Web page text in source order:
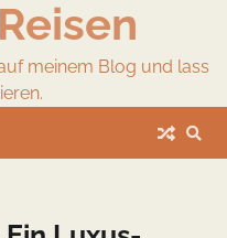
meinem Blog und lass